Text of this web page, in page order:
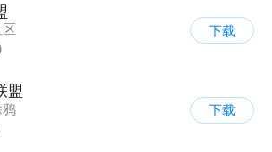
下载
盟
下载